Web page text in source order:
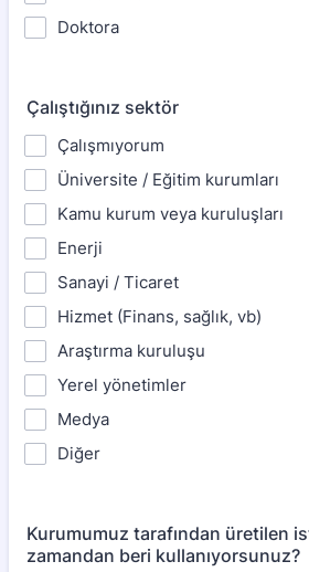
Doktora
Çalıştığınız sektör
Çalışmıyorum
Üniversite / Eğitim kurumları
Kamu kurum veya kuruluşları
Enerji
Sanayi / Ticaret
Hizmet (Finans, sağlık, vb)
Araştırma kuruluşu
Yerel yönetimler
Medya
Diğer
Kurumumuz tarafından üretilen
zamandan beri kullanıyorsunuz?